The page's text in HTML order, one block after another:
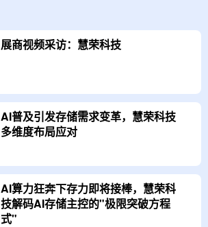
展商视频采访：慧荣科技
AI普及引发存储需求变革，慧荣科技
多维度布局应对
AI算力狂奔下存力即将接棒，慧荣科
技解码AI存储主控的"极限突破方程
式"